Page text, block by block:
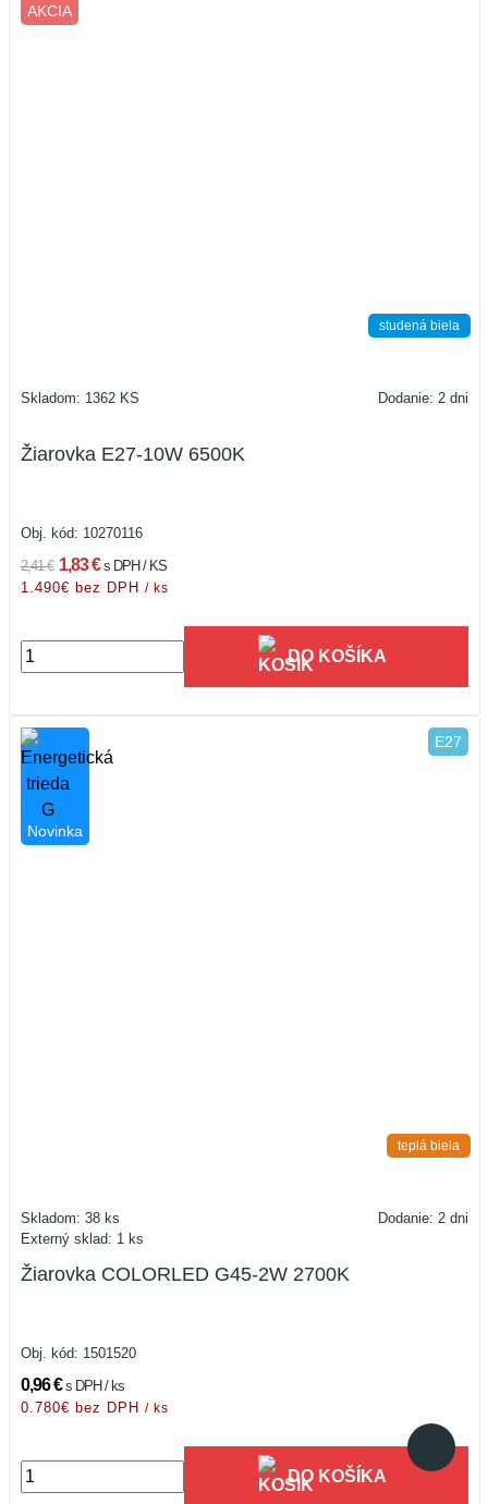
AKCIA
studená biela
Skladom: 1362 KS Dodanie: 2 dni
Žiarovka E27-10W 6500K
Obj. kód: 10270116
2,41 € 1,83 €s DPH / KS
1.490€ bez DPH / ks
DO KOŠÍKA
Novinka
E27
teplá biela
Skladom: 38 ks
Dodanie: 2 dni
Externý sklad: 1 ks
Žiarovka COLORLED G45-2W 2700K
Obj. kód: 1501520
0,96 €s DPH / ks
0.780€ bez DPH / ks
DO KOŠÍKA